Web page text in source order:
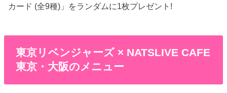
カード (全9種)」をランダムに1枚プレゼント!
東京リベンジャーズ × NATSLIVE CAFE
東京・大阪のメニュー